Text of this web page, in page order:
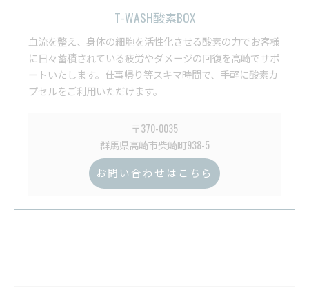
T-WASH酸素BOX
血流を整え、身体の細胞を活性化させる酸素の力でお客様
に日々蓄積されている疲労やダメージの回復を高崎でサポ
ートいたします。仕事帰り等スキマ時間で、手軽に酸素カ
プセルをご利用いただけます。
〒370-0035
群馬県高崎市柴崎町938-5
お問い合わせはこちら